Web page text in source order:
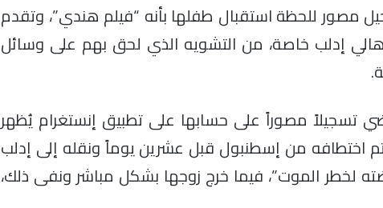
للحظة استقبال طفلها بأنه “فيلم هندي”، وتقدم
إدلب خاصة، من التشويه الذي لحق بهم على وسائل
تسجيلاً مصوراً على حسابها على تطبيق إنستغرام يُظهر
اختطافه من إسطنبول قبل عشرين يوماً ونقله إلى إدلب
لخطر الموت”، فيما خرج زوجها بشكل مباشر ونفى ذلك،